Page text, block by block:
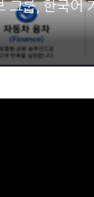
그룹, 한국어